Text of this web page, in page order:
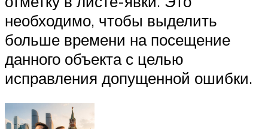
необходимо, чтобы выделить
больше времени на посещение
данного объекта с целью
исправления допущенной ошибки.